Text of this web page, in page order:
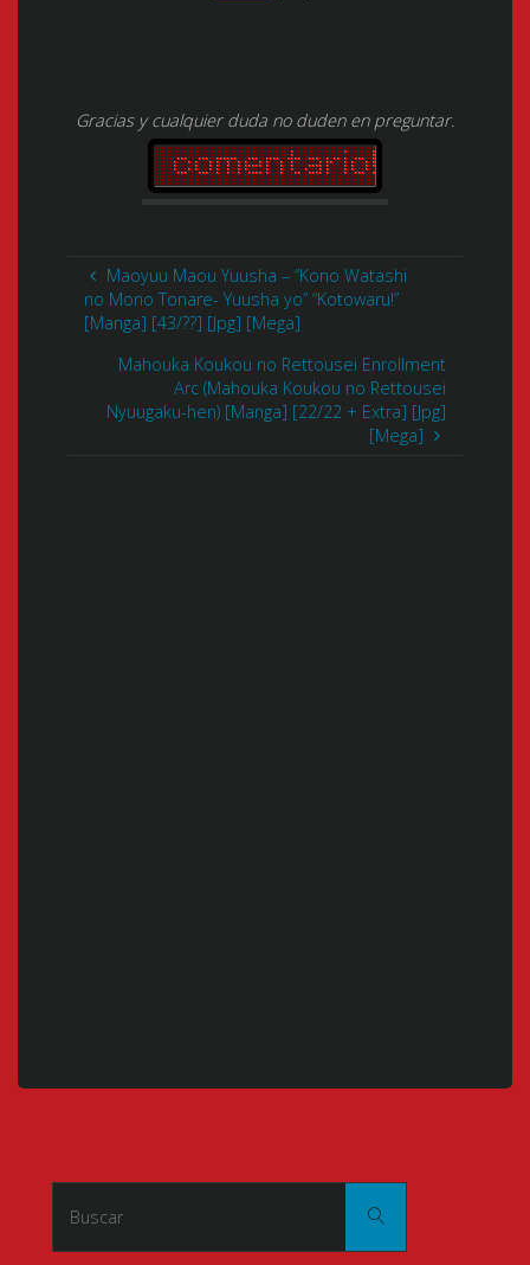
Gracias y cualquier duda no duden en preguntar.
Maoyuu Maou Yuusha – “Kono Watashi
no Mono Tonare- Yuusha yo” “Kotowaru!”
[Manga] [43/??] [Jpg] [Mega]
Mahouka Koukou no Rettousei Enrollment
Arc (Mahouka Koukou no Rettousei
Nyuugaku-hen) [Manga] [22/22 + Extra] [Jpg]
[Mega]
Buscar